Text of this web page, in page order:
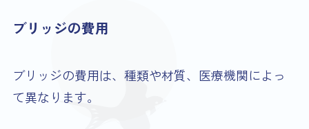
ブリッジの費用
ブリッジの費用は、種類や材質、医療機関によっ
て異なります。